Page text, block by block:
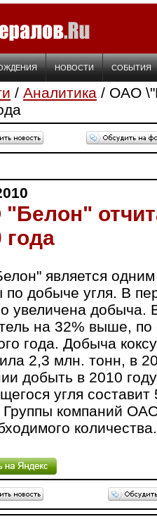
НОВОСТИ СОБЫТИЯ
/ Аналитика / ОАО
года
является
по добыче угля. В
увеличена добыча.
на 32% выше,
года. Добыча
2,3 млн. тонн, в
добыть в 2010
угля
Группы компаний
количества.